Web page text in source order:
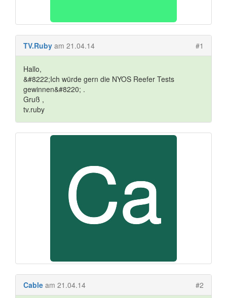
TV.Ruby am 21.04.14 #1
Hallo,
&#8222;Ich würde gern die NYOS Reefer Tests
gewinnen&#8220; .
Gruß ,
tv.ruby
Cable am 21.04.14 #2